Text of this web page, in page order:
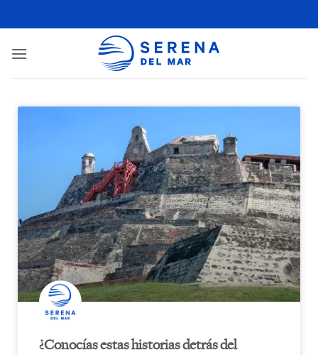
¿Conocías estas historias detrás del